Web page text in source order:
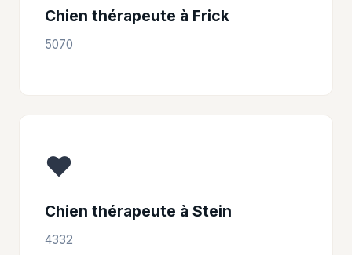
Chien thérapeute à Frick
5070
❤️
Chien thérapeute à Stein
4332